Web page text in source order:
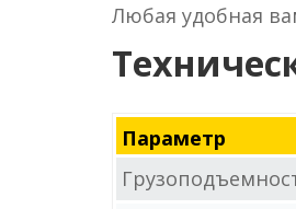
Любая удобная
Параметр